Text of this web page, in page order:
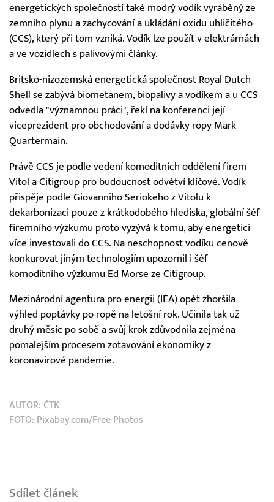
energetických společností také modrý vodík vyráběný ze
zemního plynu a zachycování a ukládání oxidu uhličitého
(CCS), který při tom vzniká. Vodík lze použít v elektrárnách
a ve vozidlech s palivovými články.
Britsko-nizozemská energetická společnost Royal Dutch
Shell se zabývá biometanem, biopalivy a vodíkem a u CCS
odvedla "významnou práci", řekl na konferenci její
viceprezident pro obchodování a dodávky ropy Mark
Quartermain.
Právě CCS je podle vedení komoditních oddělení firem
Vitol a Citigroup pro budoucnost odvětví klíčové. Vodík
přispěje podle Giovanniho Seriokeho z Vitolu k
dekarbonizaci pouze z krátkodobého hlediska, globální šéf
firemního výzkumu proto vyzývá k tomu, aby energetici
více investovali do CCS. Na neschopnost vodíku cenově
konkurovat jiným technologiím upozornil i šéf
komoditního výzkumu Ed Morse ze Citigroup.
Mezinárodní agentura pro energii (IEA) opět zhoršila
výhled poptávky po ropě na letošní rok. Učinila tak už
druhý měsíc po sobě a svůj krok zdůvodnila zejména
pomalejším procesem zotavování ekonomiky z
koronavirové pandemie.
AUTOR: ČTK
FOTO: Pixabay.com/Free-Photos
Sdílet článek